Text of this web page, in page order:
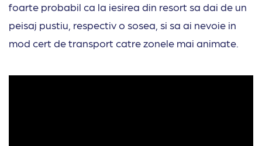
foarte probabil ca la iesirea din resort sa dai de un
peisaj pustiu, respectiv o sosea, si sa ai nevoie in
mod cert de transport catre zonele mai animate.